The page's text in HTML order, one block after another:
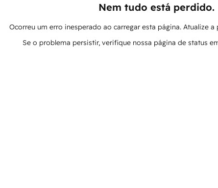
Nem tudo está perdido.
Ocorreu um erro inesperado ao carregar esta página. Atualize
Se o problema persistir, verifique nossa página de status